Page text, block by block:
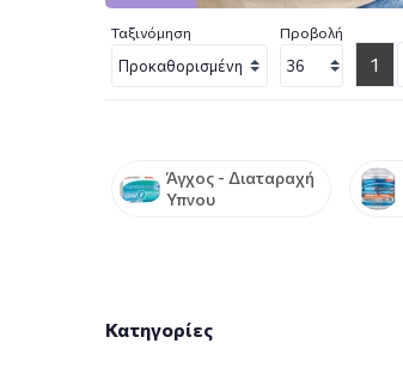
Ταξινόμηση Προβολή
1
Άγχος - Διαταραχή
Ύπνου
Κατηγορίες